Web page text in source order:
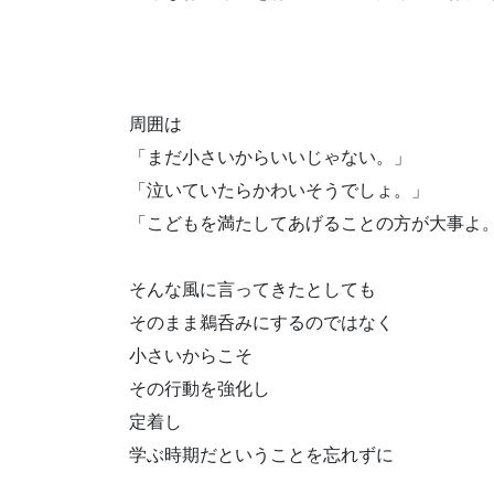
周囲は
「まだ小さいからいいじゃない。」
「泣いていたらかわいそうでしょ。」
「こどもを満たしてあげることの方が大事よ
そんな風に言ってきたとしても
そのまま鵜呑みにするのではなく
小さいからこそ
その行動を強化し
定着し
学ぶ時期だということを忘れずに